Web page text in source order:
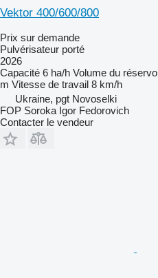
Vektor 400/600/800
Prix sur demande
Pulvérisateur porté
2026
Capacité 6 ha/h Volume du
m Vitesse de travail 8 km/h
Ukraine, pgt Novoselki
FOP Soroka Igor Fedorovich
Contacter le vendeur